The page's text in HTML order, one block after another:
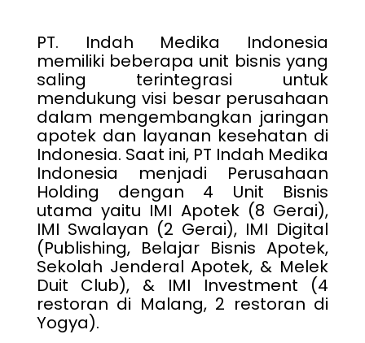
PT. Indah Medika Indonesia
memiliki beberapa unit bisnis yang
saling terintegrasi untuk
mendukung visi besar perusahaan
dalam mengembangkan jaringan
apotek dan layanan kesehatan di
Indonesia. Saat ini, PT Indah Medika
Indonesia menjadi Perusahaan
Holding dengan 4 Unit Bisnis
utama yaitu IMI Apotek (8 Gerai),
IMI Swalayan (2 Gerai), IMI Digital
(Publishing, Belajar Bisnis Apotek,
Sekolah Jenderal Apotek, & Melek
Duit Club), & IMI Investment (4
restoran di Malang, 2 restoran di
Yogya).